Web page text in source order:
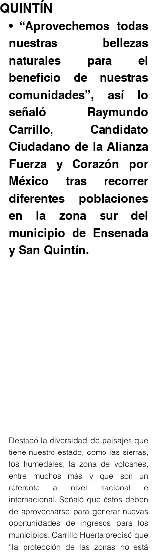
QUINTÍN
• “Aprovechemos todas
nuestras bellezas
naturales para el
beneficio de nuestras
comunidades”, así lo
señaló Raymundo
Carrillo, Candidato
Ciudadano de la Alianza
Fuerza y Corazón por
México tras recorrer
diferentes poblaciones
en la zona sur del
municipio de Ensenada
y San Quintín.
Destacó la diversidad de paisajes que
tiene nuestro estado, como las sierras,
los humedales, la zona de volcanes,
entre muchos más y que son un
referente a nivel nacional e
internacional. Señaló que éstos deben
de aprovecharse para generar nuevas
oportunidades de ingresos para los
municipios. Carrillo Huerta precisó que
“la protección de las zonas no está